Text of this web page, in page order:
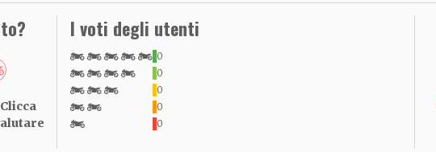
I voti degli utenti
0
0
0
0
0